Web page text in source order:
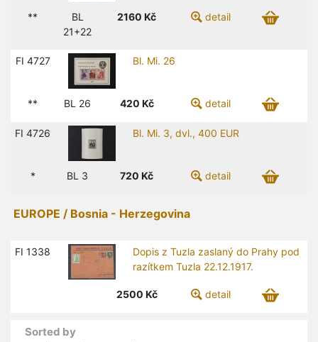
**
BL
21+22
2160 Kč detail
FI 4727 Bl. Mi. 26
** BL 26 420 Kč detail
FI 4726 Bl. Mi. 3, dvl., 400 EUR
* BL 3 720 Kč detail
EUROPE / Bosnia - Herzegovina
FI 1338
Dopis z Tuzla zaslaný do Prahy pod
razítkem Tuzla 22.12.1917.
2500 Kč detail
Sorted by